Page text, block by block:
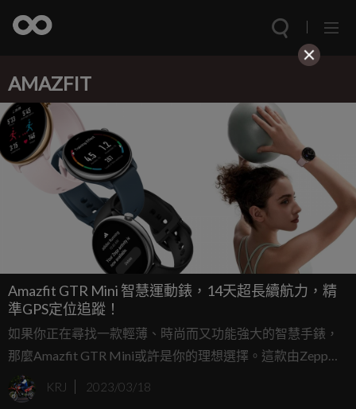
AMAZFIT
Amazfit GTR Mini 智慧運動錶，14天超長續航力，精
準GPS定位追蹤！
如果你正在尋找一款輕薄、時尚而又功能強大的智慧手錶，
那麼Amazfit GTR Mini或許是你的理想選擇。這款由Zepp旗
下的平價可穿戴品牌Amazfit推出的圓形智慧手錶，不僅有著
精緻的外觀設計，還擁有長達14天的電池續航力、120多種
KRJ 2023/03/18